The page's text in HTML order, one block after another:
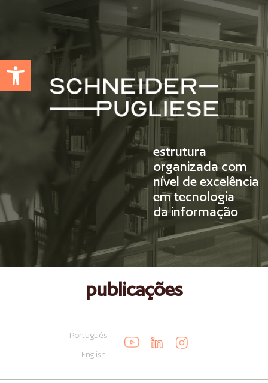
Abrir a barra de ferramentas
estrutura
organizada com
nível de excelência
em tecnologia
da informação
publicações
Português
English